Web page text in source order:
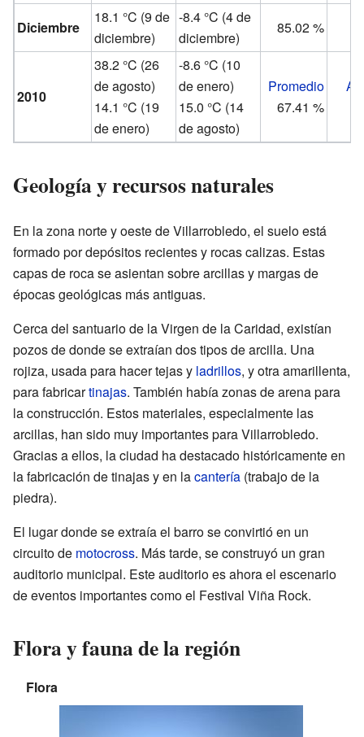
Diciembre
18.1 °C (9 de
diciembre)
-8.4 °C (4 de
diciembre)
85.02 %
2010
38.2 °C (26
de agosto)
14.1 °C (19
de enero)
-8.6 °C (10
de enero)
15.0 °C (14
de agosto)
Promedio
67.41 %
Geología y recursos naturales
En la zona norte y oeste de Villarrobledo, el suelo está
formado por depósitos recientes y rocas calizas. Estas
capas de roca se asientan sobre arcillas y margas de
épocas geológicas más antiguas.
Cerca del santuario de la Virgen de la Caridad, existían
pozos de donde se extraían dos tipos de arcilla. Una
rojiza, usada para hacer tejas y ladrillos, y otra amarillenta,
para fabricartinajas. También había zonas de arena para
la construcción. Estos materiales, especialmente las
arcillas, han sido muy importantes para Villarrobledo.
Gracias a ellos, la ciudad ha destacado históricamente en
la fabricación de tinajas y en lacantería (trabajo de la
piedra).
El lugar donde se extraía el barro se convirtió en un
circuito de motocross. Más tarde, se construyó un gran
auditorio municipal. Este auditorio es ahora el escenario
de eventos importantes como el Festival Viña Rock.
Flora y fauna de la región
Flora